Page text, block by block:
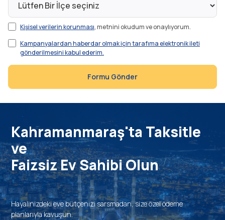
Kişisel verilerin korunması, metnini okudum ve onaylıyorum.
Kampanyalardan haberdar olmak için tarafıma elektronik ileti
gönderilmesini kabul ederim.
Formu Gönder
Kahramanmaraş'ta Taksitle
ve
Faizsiz Ev Sahibi Olun
Hayalinizdeki eve bütçenizi sarsmadan, size özel ödeme
planlarıyla kavuşun.